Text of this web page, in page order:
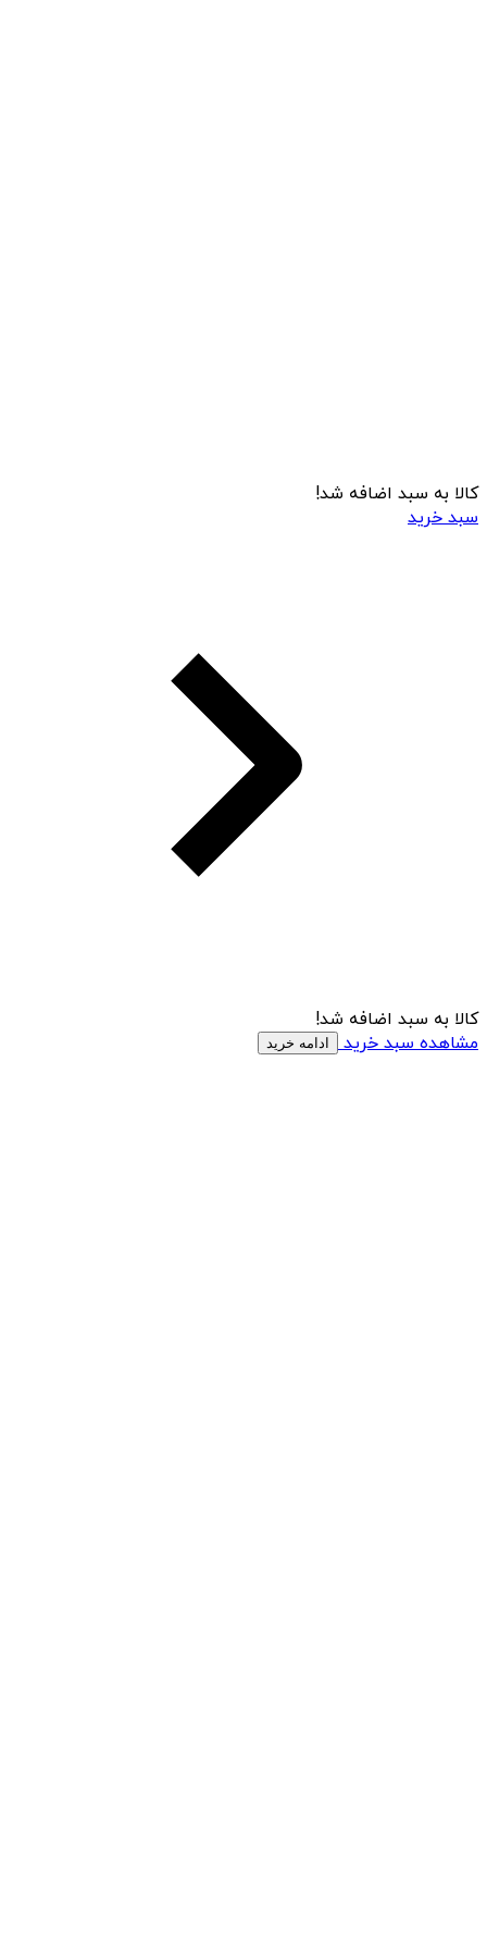
کالا به سبد اضافه شد!
سبد خرید
کالا به سبد اضافه شد!
مشاهده سبد خرید
ادامه خرید